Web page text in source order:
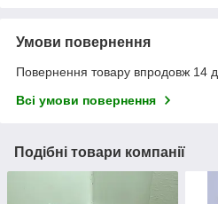
Умови повернення
Повернення товару впродовж 14
Всі умови повернення
Подібні товари компанії